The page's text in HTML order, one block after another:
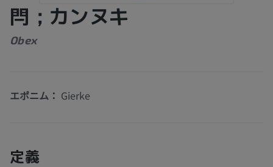
閂；カンヌキ
Obex
エポニム： Gierke
定義